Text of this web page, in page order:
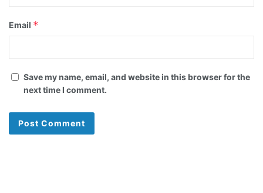
Email *
Save my name, email, and website in this browser for the
next time I comment.